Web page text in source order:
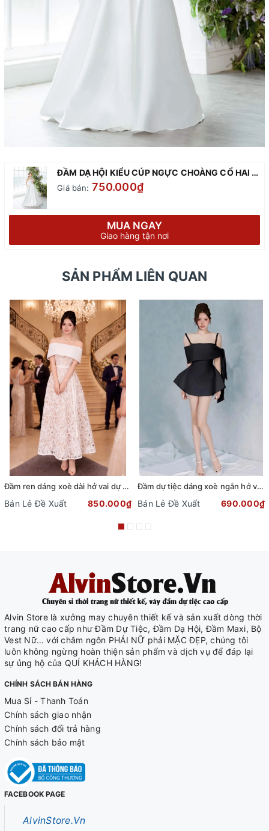
ĐẦM DẠ HỘI KIỂU CÚP NGỰC CHOÀNG CỔ HAI DÂY SAU
Giá bán: 750.000₫
MUA NGAY
Giao hàng tận nơi
SẢN PHẨM LIÊN QUAN
Đầm ren dáng xoè dài hở vai dự tiệc phối dây đai sang trọng
Bán Lẻ Đề Xuất 850.000₫
Đầm dự tiệc dáng xoè ngắn hở vai cột nơ sang trọng (TẶNG KÈM QUẦN SHORT) (Đen)
Bán Lẻ Đề Xuất 690.000₫
Alvin Store là xưởng may chuyên thiết kế và sản xuất dòng thời
trang nữ cao cấp như Đầm Dự Tiệc, Đầm Dạ Hội, Đầm Maxi, Bộ
Vest Nữ… với châm ngôn PHÁI NỮ phải MẶC ĐẸP, chúng tôi
luôn không ngừng hoàn thiện sản phẩm và dịch vụ để đáp lại
sự ủng hộ của QUÍ KHÁCH HÀNG!
CHÍNH SÁCH BÁN HÀNG
Mua Sỉ - Thanh Toán
Chính sách giao nhận
Chính sách đổi trả hàng
Chính sách bảo mật
FACEBOOK PAGE
AlvinStore.Vn